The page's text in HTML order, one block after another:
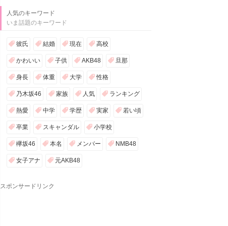
人気のキーワード
いま話題のキーワード
彼氏 結婚 現在 高校
かわいい 子供 AKB48 旦那
身長 体重 大学 性格
乃木坂46 家族 人気 ランキング
熱愛 中学 学歴 実家 若い頃
卒業 スキャンダル 小学校
欅坂46 本名 メンバー NMB48
女子アナ 元AKB48
スポンサードリンク